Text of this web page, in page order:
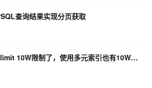
查询结果实现分页获取
表格存储中这样SQL limit 10W限制了，使用多元索引也有10W限制吗？